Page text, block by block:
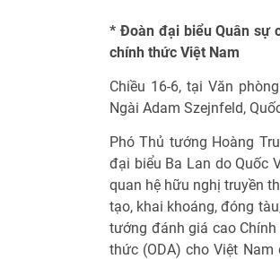
* Đoàn đại biểu Quân sự
chính thức Việt Nam
Chiều 16-6, tại Văn
Ngài Adam Szejnfeld,
Phó Thủ tướng Hoàng
đại biểu Ba Lan do Quốc
quan hệ hữu nghị truyền
tạo, khai khoáng, đóng
tướng đánh giá cao
thức (ODA) cho Việt